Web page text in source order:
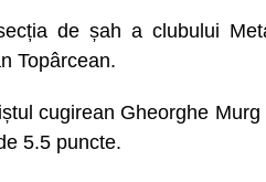
de șah a clubului
Topârcean.
cugirean Gheorghe
5.5 puncte.